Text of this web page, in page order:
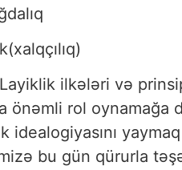
Layiklik ilkələri və
önəmli rol
idealogiyasını
bu gün qürurla